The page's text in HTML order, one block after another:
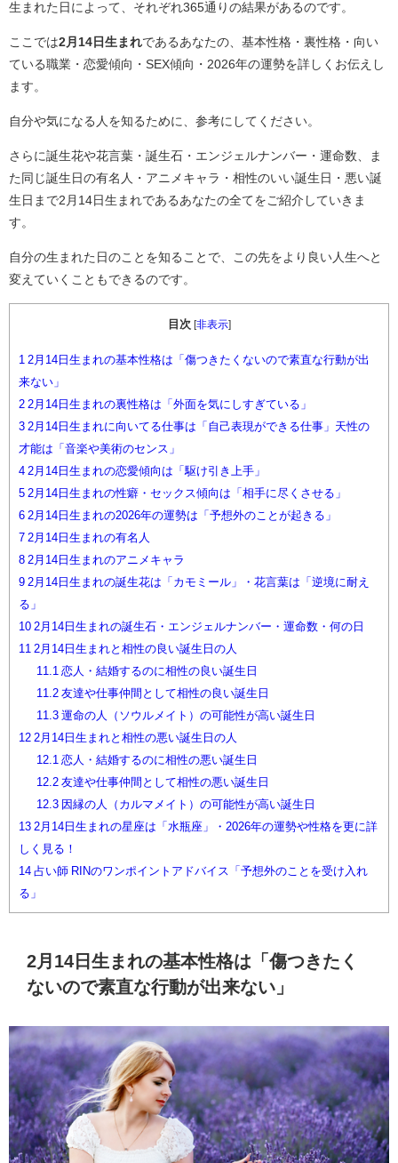
生まれた日によって、それぞれ365通りの結果があるのです。
ここでは2月14日生まれであるあなたの、基本性格・裏性格・向い
ている職業・恋愛傾向・SEX傾向・2026年の運勢を詳しくお伝えし
ます。
自分や気になる人を知るために、参考にしてください。
さらに誕生花や花言葉・誕生石・エンジェルナンバー・運命数、ま
た同じ誕生日の有名人・アニメキャラ・相性のいい誕生日・悪い誕
生日まで2月14日生まれであるあなたの全てをご紹介していきま
す。
自分の生まれた日のことを知ることで、この先をより良い人生へと
変えていくこともできるのです。
目次 非表示]
1 2月14日生まれの基本性格は「傷つきたくないので素直な行動が出
来ない」
2 2月14日生まれの裏性格は「外面を気にしすぎている」
3 2月14日生まれに向いてる仕事は「自己表現ができる仕事」天性の
才能は「音楽や美術のセンス」
4 2月14日生まれの恋愛傾向は「駆け引き上手」
5 2月14日生まれの性癖・セックス傾向は「相手に尽くさせる」
6 2月14日生まれの2026年の運勢は「予想外のことが起きる」
7 2月14日生まれの有名人
8 2月14日生まれのアニメキャラ
9 2月14日生まれの誕生花は「カモミール」・花言葉は「逆境に耐え
る」
10 2月14日生まれの誕生石・エンジェルナンバー・運命数・何の日
11 2月14日生まれと相性の良い誕生日の人
11.1 恋人・結婚するのに相性の良い誕生日
11.2友達や仕事仲間として相性の良い誕生日
11.3運命の人（ソウルメイト）の可能性が高い誕生日
12 2月14日生まれと相性の悪い誕生日の人
12.1 恋人・結婚するのに相性の悪い誕生日
12.2友達や仕事仲間として相性の悪い誕生日
12.3因縁の人（カルマメイト）の可能性が高い誕生日
13 2月14日生まれの星座は「水瓶座」・2026年の運勢や性格を更に詳
しく見る！
14 占い師 RINのワンポイントアドバイス「予想外のことを受け入れ
る」
2月14日生まれの基本性格は「傷つきたく
ないので素直な行動が出来ない」